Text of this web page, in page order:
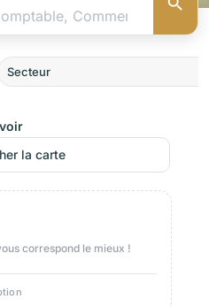
la carte
correspond le mieux !